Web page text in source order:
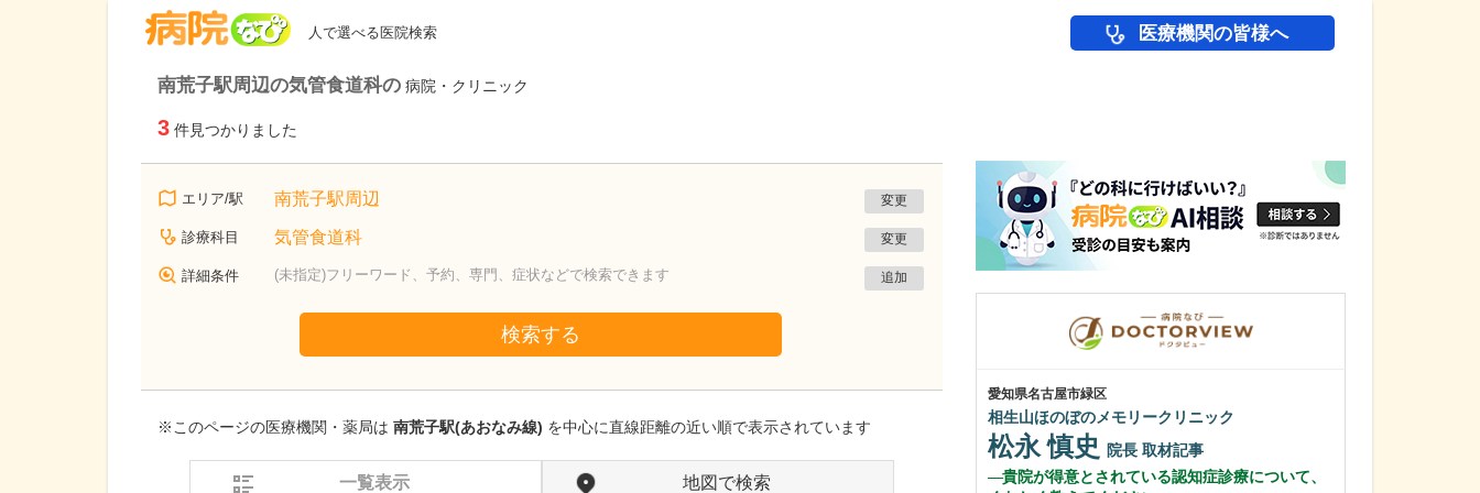
人で選べる医院検索 医療機関の皆様へ
南荒子駅周辺の気管食道科の 病院・クリニック
3 件見つかりました
エリア/駅 南荒子駅周辺 変更
診療科目 気管食道科 変更
詳細条件 (未指定)フリーワード、予約、専門、症状などで検索できます 追加
検索する
※このページの医療機関・薬局は 南荒子駅(あおなみ線) を中心に直線距離の近い順で表示されています
一覧表示 地図で検索
愛知県名古屋市緑区
相生山ほのぼのメモリークリニック
松永 慎史 院長 取材記事
貴院が得意とされている認知症診療について、
栃木県宇都宮市
トマト内科糖尿病高血圧甲状腺クリニック
患者さんの快適性や利便性について、どのよう